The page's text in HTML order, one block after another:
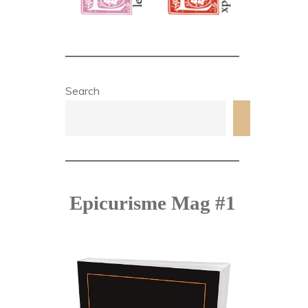
Search
Epicurisme Mag #1